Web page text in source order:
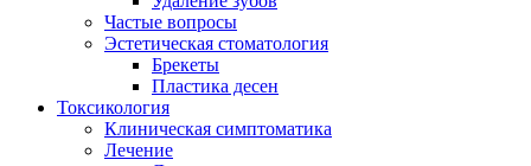
Частые вопросы
Эстетическая стоматология
Брекеты
Пластика десен
Токсикология
Клиническая симптоматика
Лечение